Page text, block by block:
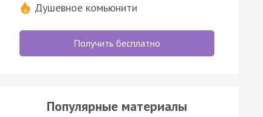
Душевное комьюнити
Получить бесплатно
Популярные материалы